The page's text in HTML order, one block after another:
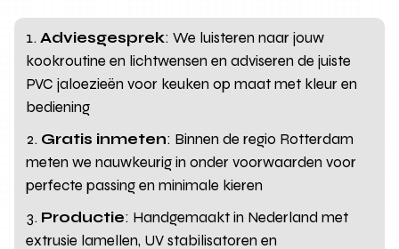
Adviesgesprek: We luisteren naar jouw
kookroutine en lichtwensen en adviseren de juiste
PVC jaloezieën voor keuken op maat met kleur en
bediening
Gratis inmeten: Binnen de regio Rotterdam
meten we nauwkeurig in onder voorwaarden voor
perfecte passing en minimale kieren
Productie: Handgemaakt in Nederland met
extrusie lamellen, UV stabilisatoren en